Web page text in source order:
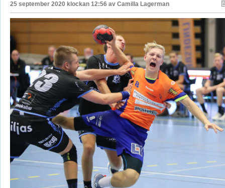
25 september 2020 klockan 12:56 av Camilla Lagerman